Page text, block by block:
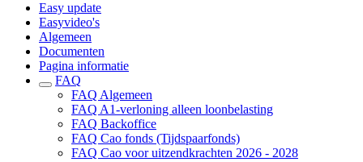
Easy update
Easyvideo's
Algemeen
Documenten
Pagina informatie
FAQ
FAQ Algemeen
FAQ A1-verloning alleen loonbelasting
FAQ Backoffice
FAQ Cao fonds (Tijdspaarfonds)
FAQ Cao voor uitzendkrachten 2026 - 2028